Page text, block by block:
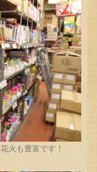
火も豊富です！